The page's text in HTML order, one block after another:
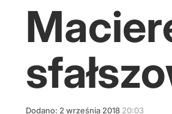
Dodano: 2 września 2018 20:03